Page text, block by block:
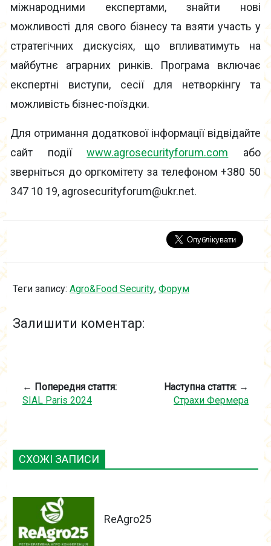
міжнародними експертами, знайти нові
можливості для свого бізнесу та взяти участь у
стратегічних дискусіях, що впливатимуть на
майбутнє аграрних ринків. Програма включає
експертні виступи, сесії для нетворкінгу та
можливість бізнес-поїздки.
Для отримання додаткової інформації відвідайте
сайт подіїwww.agrosecurityforum.com або
зверніться до оргкомітету за телефоном +380 50
347 10 19, agrosecurityforum@ukr.net.
Теги запису: Agro&Food Security, Форум
Залишити коментар:
← Попередня стаття:
SIAL Paris 2024
Наступна стаття: →
Страхи Фермера
СХОЖІ ЗАПИСИ
ReAgro25